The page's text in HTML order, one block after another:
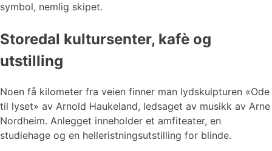
symbol, nemlig skipet.
Storedal kultursenter, kafè og
utstilling
Noen få kilometer fra veien finner man lydskulpturen «Ode
til lyset» av Arnold Haukeland, ledsaget av musikk av Arne
Nordheim. Anlegget inneholder et amfiteater, en
studiehage og en helleristningsutstilling for blinde.